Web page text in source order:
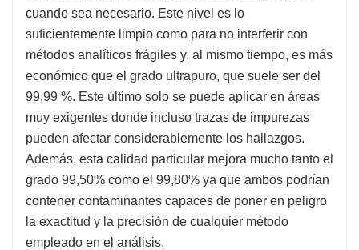
cuando sea necesario. Este nivel es lo
suficientemente limpio como para no interferir con
métodos analíticos frágiles y, al mismo tiempo, es más
económico que el grado ultrapuro, que suele ser del
99,99 %. Este último solo se puede aplicar en áreas
muy exigentes donde incluso trazas de impurezas
pueden afectar considerablemente los hallazgos.
Además, esta calidad particular mejora mucho tanto el
grado 99,50% como el 99,80% ya que ambos podrían
contener contaminantes capaces de poner en peligro
la exactitud y la precisión de cualquier método
empleado en el análisis.